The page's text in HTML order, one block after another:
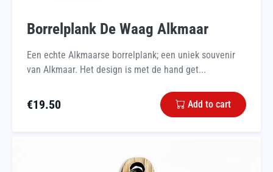
Borrelplank De Waag Alkmaar
Een echte Alkmaarse borrelplank; een uniek souvenir
van Alkmaar. Het design is met de hand get...
€19.50 Add to cart